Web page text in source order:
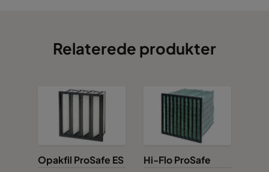
Relaterede produkter
Opakfil ProSafe ES Hi-Flo ProSafe